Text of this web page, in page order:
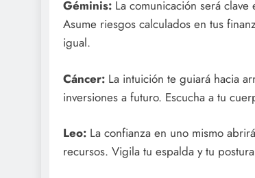
Géminis: La comunicación será
Asume riesgos calculados en tus
igual.
Cáncer: La intuición te guiará hacia
inversiones a futuro. Escucha a tu
Leo: La confianza en uno mismo
recursos. Vigila tu espalda y tu